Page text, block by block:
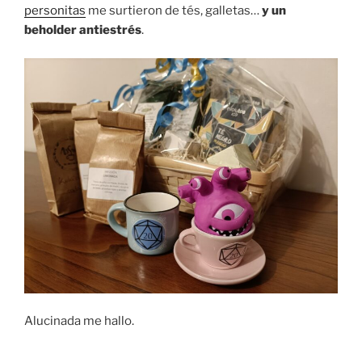
personitas me surtieron de tés, galletas…y un
beholder antiestrés.
Alucinada me hallo.